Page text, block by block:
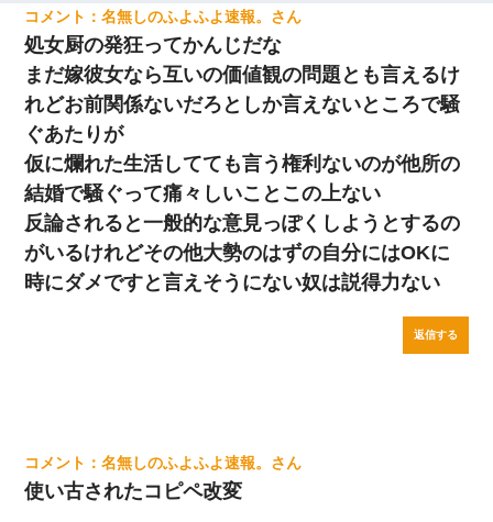
名無しのふよふよ速報。
処女厨の発狂ってかんじだな
まだ嫁彼女なら互いの価値観の問題とも言えるけ
れどお前関係ないだろとしか言えないところで騒
ぐあたりが
仮に爛れた生活してても言う権利ないのが他所の
結婚で騒ぐって痛々しいことこの上ない
反論されると一般的な意見っぽくしようとするの
がいるけれどその他大勢のはずの自分にはOKに
時にダメですと言えそうにない奴は説得力ない
返信する
名無しのふよふよ速報。
使い古されたコピペ改変